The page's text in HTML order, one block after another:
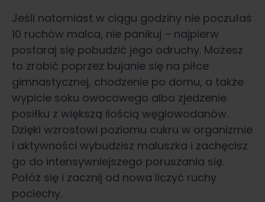
Jeśli natomiast w ciągu godziny nie poczułaś
10 ruchów malca, nie panikuj – najpierw
postaraj się pobudzić jego odruchy. Możesz
to zrobić poprzez bujanie się na piłce
gimnastycznej, chodzenie po domu, a także
wypicie soku owocowego albo zjedzenie
posiłku z większą ilością węglowodanów.
Dzięki wzrostowi poziomu cukru w organizmie
i aktywności wybudzisz maluszka i zachęcisz
go do intensywniejszego poruszania się.
Połóż się i zacznij od nowa liczyć ruchy
pociechy.